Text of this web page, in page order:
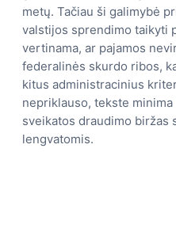
metų. Tačiau ši galimybė
valstijos sprendimo taikyti
vertinama, ar pajamos
federalinės skurdo ribos,
kitus administracinius
nepriklauso, tekste
sveikatos draudimo biržas
lengvatomis.